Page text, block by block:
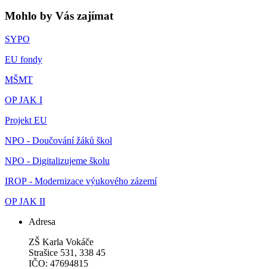
Mohlo by Vás zajímat
SYPO
EU fondy
MŠMT
OP JAK I
Projekt EU
NPO - Doučování žáků škol
NPO - Digitalizujeme školu
IROP - Modernizace výukového zázemí
OP JAK II
Adresa
ZŠ Karla Vokáče
Strašice 531, 338 45
IČO: 47694815